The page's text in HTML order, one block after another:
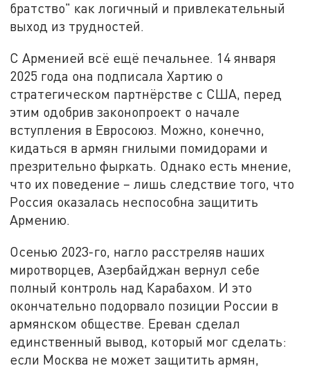
братство" как логичный и привлекательный
выход из трудностей.
С Арменией всё ещё печальнее. 14 января
2025 года она подписала Хартию о
стратегическом партнёрстве с США, перед
этим одобрив законопроект о начале
вступления в Евросоюз. Можно, конечно,
кидаться в армян гнилыми помидорами и
презрительно фыркать. Однако есть мнение,
что их поведение – лишь следствие того, что
Россия оказалась неспособна защитить
Армению.
Осенью 2023-го, нагло расстреляв наших
миротворцев, Азербайджан вернул себе
полный контроль над Карабахом. И это
окончательно подорвало позиции России в
армянском обществе. Ереван сделал
единственный вывод, который мог сделать:
если Москва не может защитить армян,